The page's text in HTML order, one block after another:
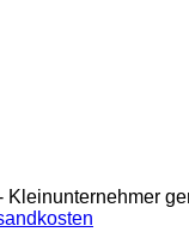
Kleinunternehmer